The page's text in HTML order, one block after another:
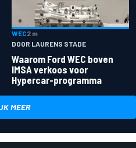
WEC2 m
DOOR LAURENS STADE
Waarom Ford WEC boven
IMSA verkoos voor
Hypercar-programma
MEER